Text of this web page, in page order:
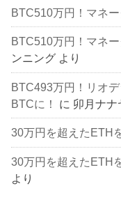
BTC510万円！マネ
BTC510万円！マネ
ンニング より
BTC493万円！リオ
BTCに！
に 卯月ナナ
30万円を超えたETH
30万円を超えたETH
より